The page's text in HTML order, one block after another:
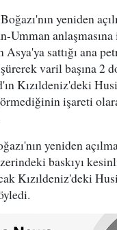
yeniden
Umman
Asya'ya sattığı ana
varil başına 2
Kızıldeniz'deki
işareti
yeniden
baskıyı
Kızıldeniz'deki